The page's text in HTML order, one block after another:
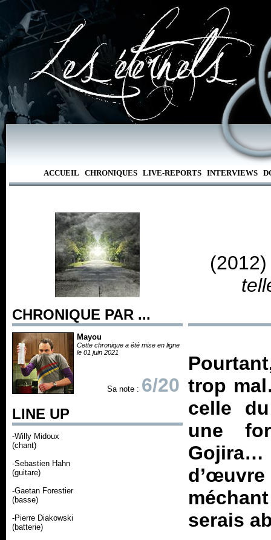
ACCUEIL CHRONIQUES LIVE-REPORTS INTERVIEWS
CHRONIQUE PAR ...
Mayou
Cette chronique a été mise en ligne
le 01 juin 2021
Sa note : 6/20
LINE UP
-Willy Midoux
(chant)
-Sebastien Hahn
(guitare)
-Gaetan Forestier
(basse)
-Pierre Diakowski
(batterie)
trop
celle
une
serais